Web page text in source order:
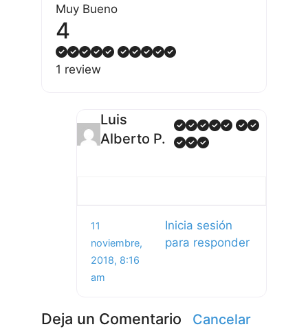
Muy Bueno
4
1 review
Luis
Alberto P.
11
noviembre,
2018, 8:16
am
Inicia sesión
para responder
Deja un Comentario
Cancelar